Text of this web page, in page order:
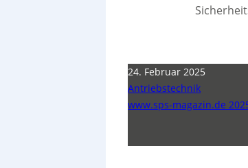
24. Februar 2025
Antriebstechnik
www.sps-magazin.de